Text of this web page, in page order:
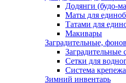
Додянги (будо-
Маты для
Татами для
Макивары
Заградительные,
Заградительные
Сетки для
Система крепежа
Зимний инвентарь